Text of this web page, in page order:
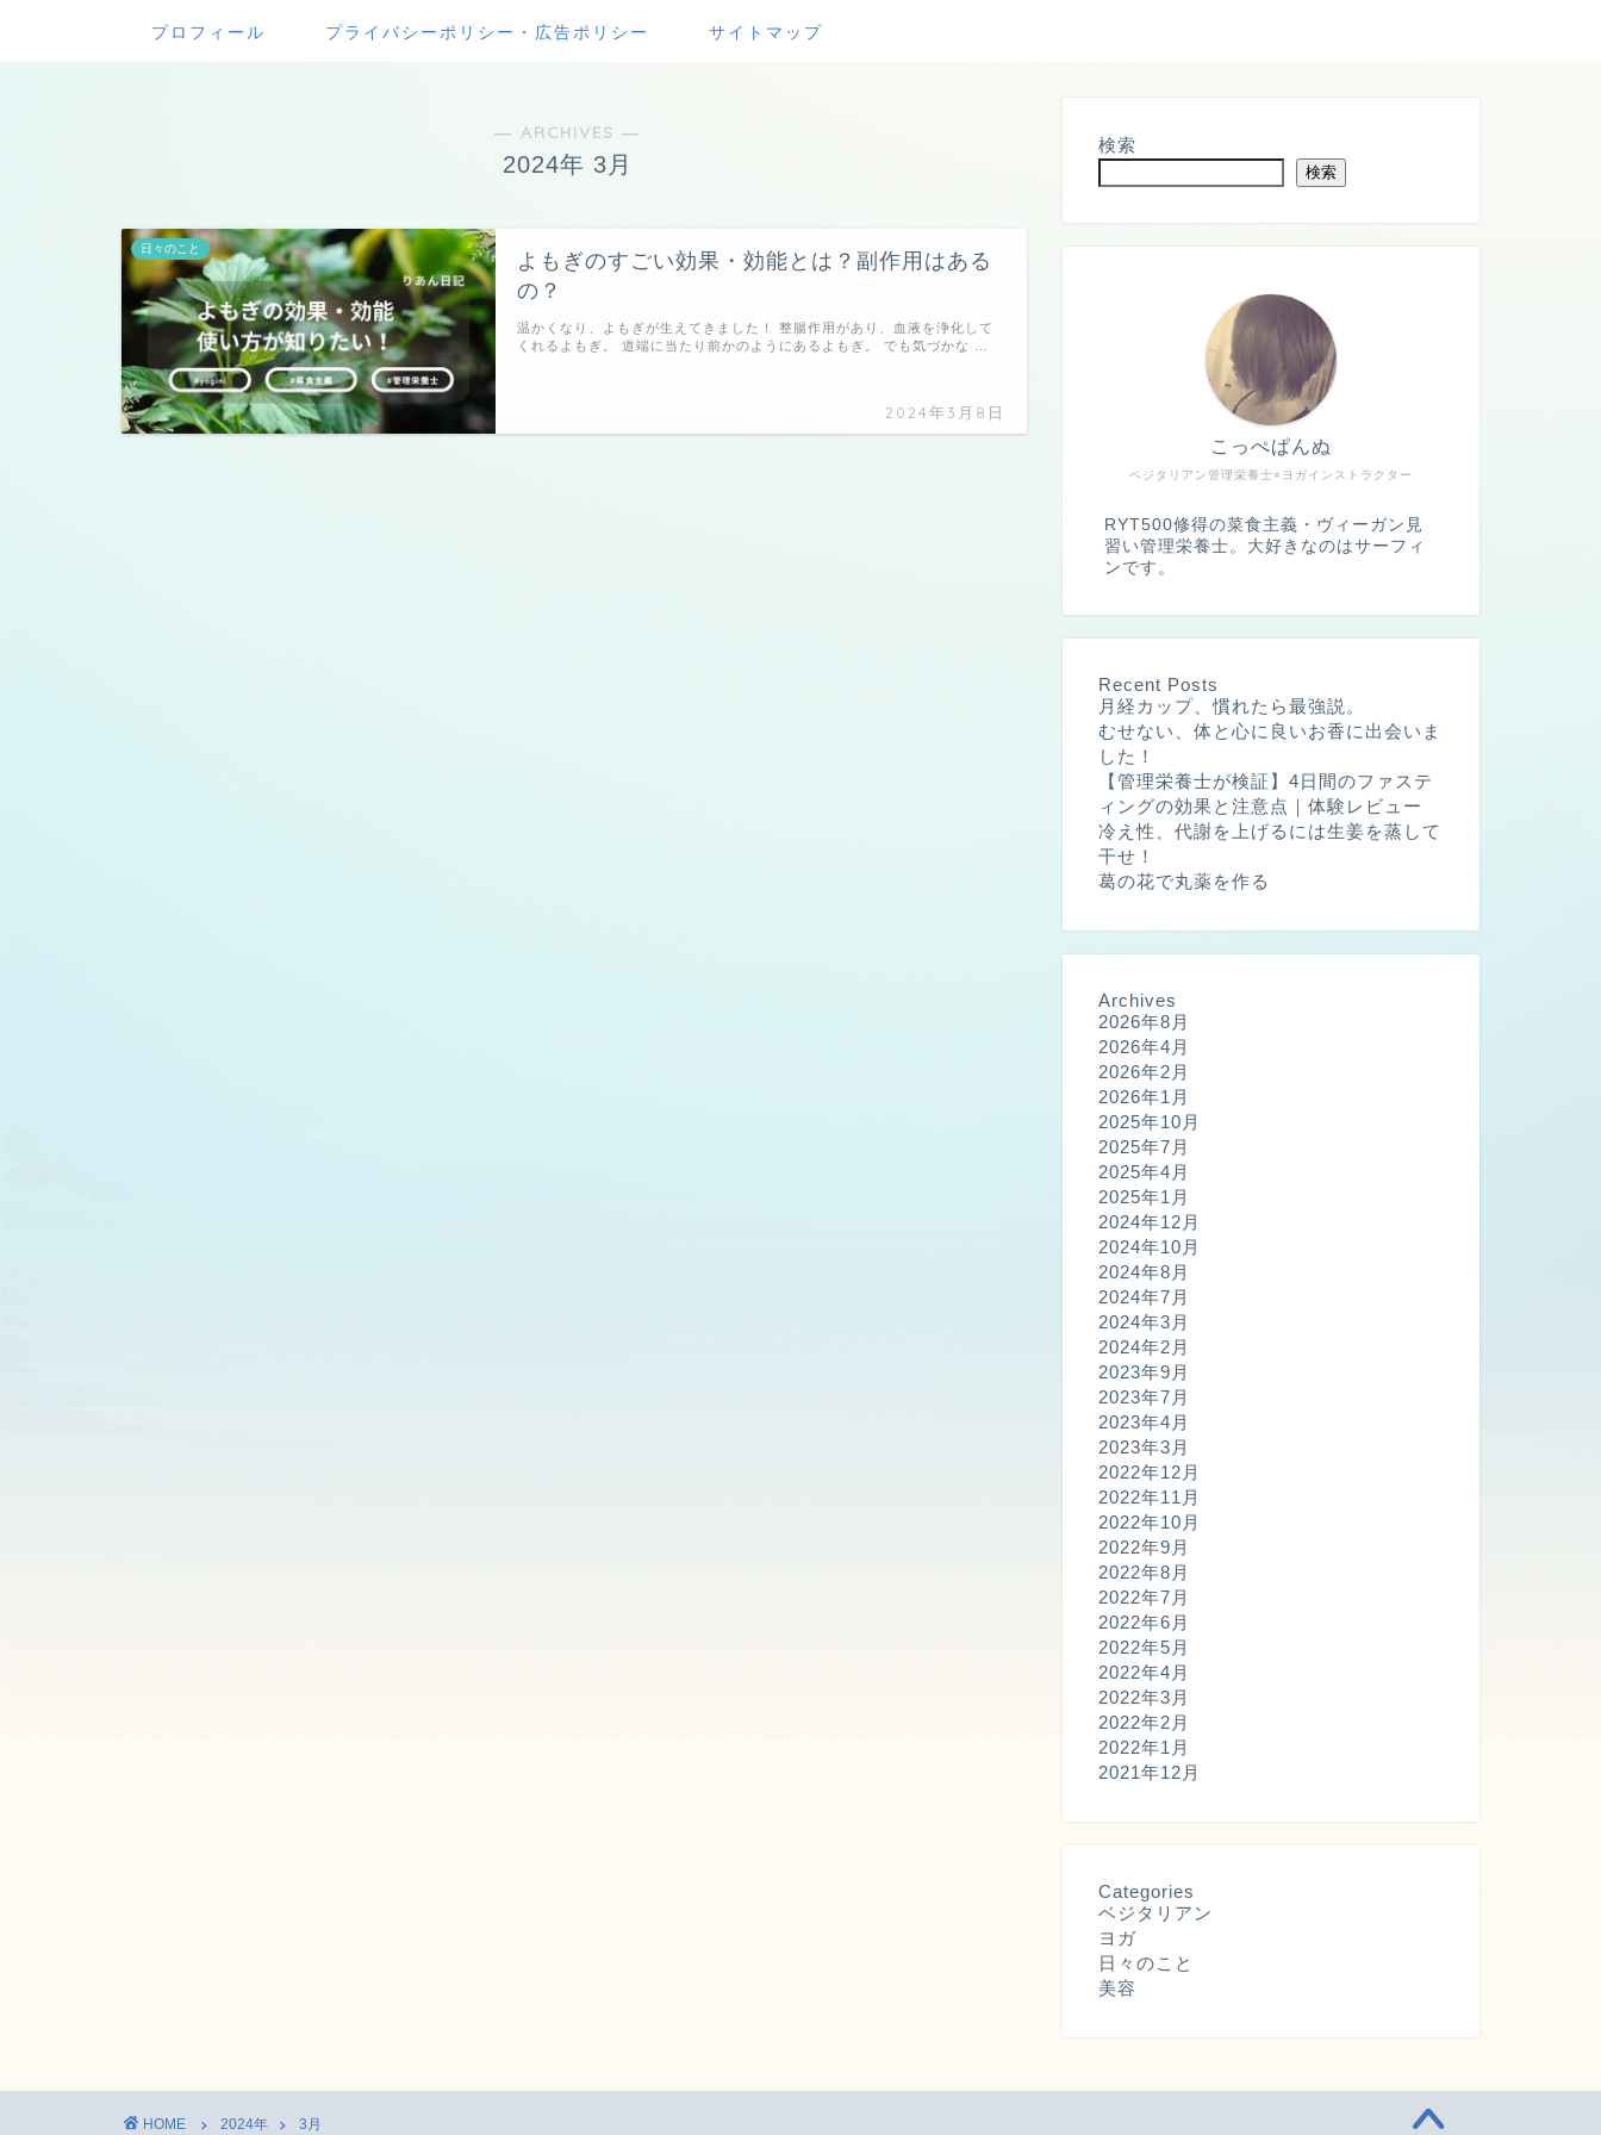
プロフィール プライバシーポリシー・広告ポリシー サイトマップ
― ARCHIVES ―
2024年 3月
日々のこと
よもぎのすごい効果・効能とは？副作用はある
の？
2024年3月8日
温かくなり、よもぎが生えてきました！ 整腸作用があり、血液を浄化して
くれるよもぎ。 道端に当たり前かのようにあるよもぎ。 でも気づかな …
検索
検索
ベジタリアン管理栄養士×ヨガインストラクター
こっぺぱんぬ
RYT500修得の菜食主義・ヴィーガン見
習い管理栄養士。大好きなのはサーフィ
ンです。
Recent Posts
月経カップ、慣れたら最強説。
むせない、体と心に良いお香に出会いま
した！
【管理栄養士が検証】4日間のファステ
ィングの効果と注意点｜体験レビュー
冷え性、代謝を上げるには生姜を蒸して
干せ！
葛の花で丸薬を作る
Archives
2026年8月
2026年4月
2026年2月
2026年1月
2025年10月
2025年7月
2025年4月
2025年1月
2024年12月
2024年10月
2024年8月
2024年7月
2024年3月
2024年2月
2023年9月
2023年7月
2023年4月
2023年3月
2022年12月
2022年11月
2022年10月
2022年9月
2022年8月
2022年7月
2022年6月
2022年5月
2022年4月
2022年3月
2022年2月
2022年1月
2021年12月
Categories
ベジタリアン
ヨガ
日々のこと
美容
HOME 2024年 3月